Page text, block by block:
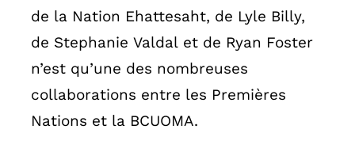
de la Nation Ehattesaht, de Lyle Billy,
de Stephanie Valdal et de Ryan Foster
n’est qu’une des nombreuses
collaborations entre les Premières
Nations et la BCUOMA.